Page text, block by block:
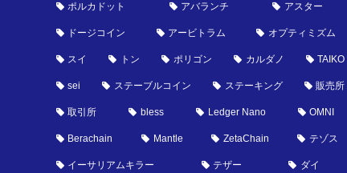
ポルカドット アバランチ アスター
ドージコイン アービトラム オプティミズム
スイ トン ポリゴン カルダノ TAIKO
sei ステーブルコイン ステーキング 販売所
取引所 bless Ledger Nano OMNI
Berachain Mantle ZetaChain テゾス
イーサリアムキラー テザー ダイ